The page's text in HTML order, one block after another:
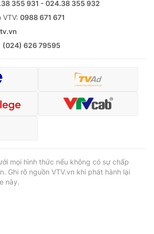
355 931 - 024.38 355 932
0988 671 671
(024) 626 79595
mọi hình thức nếu không có sự chấp
Ghi rõ nguồn VTV.vn khi phát hành lại
này.